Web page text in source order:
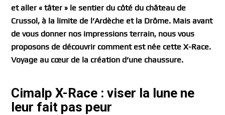
et aller « tâter » le sentier du côté du château de
Crussol, à la limite de l’Ardèche et la Drôme. Mais avant
de vous donner nos impressions terrain, nous vous
proposons de découvrir comment est née cette X-Race.
Voyage au cœur de la création d’une chaussure.
Cimalp X-Race : viser la lune ne
leur fait pas peur